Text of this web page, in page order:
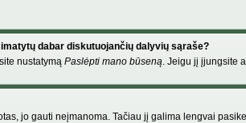
dabar diskutuojančių dalyvių sąraše?
nustatymą Paslėpti mano būseną. Jeigu jį įjungsite
jo gauti neįmanoma. Tačiau jį galima lengvai